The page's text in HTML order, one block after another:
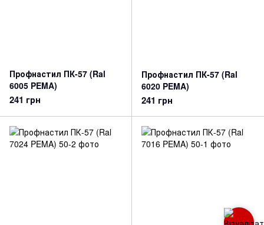
Профнастил ПК-57 (Ral
6005 PEMA)
241 грн
Профнастил ПК-57 (Ral
6020 PEMA)
241 грн